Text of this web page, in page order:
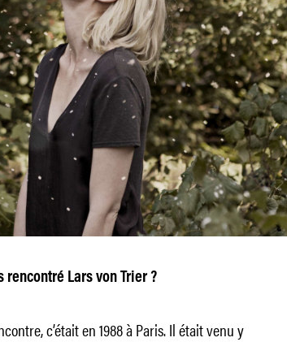
rencontré Lars von Trier ?
c’était en 1988 à Paris. Il était venu y